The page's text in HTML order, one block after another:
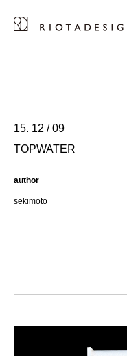
15. 12 / 09
TOPWATER
author
sekimoto